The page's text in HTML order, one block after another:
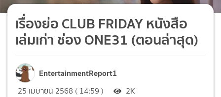
เรื่องย่อ CLUB FRIDAY หนังสือ
เล่มเก่า ช่อง ONE31 (ตอนล่าสุด)
EntertainmentReport1
25 เมษายน 2568 ( 14:59 ) 2K